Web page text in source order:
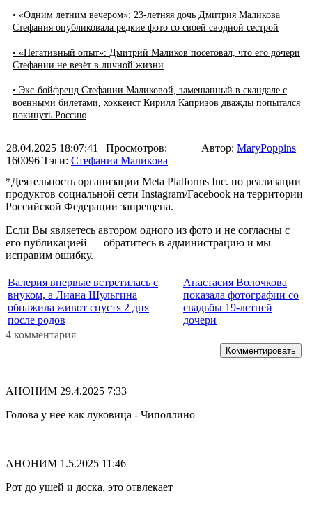
• «Одним летним вечером»: 23-летняя дочь Дмитрия Маликова
Стефания опубликовала редкие фото со своей сводной сестрой
• «Негативный опыт»: Дмитрий Маликов посетовал, что его дочери
Стефании не везёт в личной жизни
• Экс-бойфренд Стефании Маликовой, замешанный в скандале с
военными билетами, хоккеист Кирилл Капризов дважды попытался
покинуть Россию
28.04.2025 18:07:41 | Просмотров:
160096 Тэги: Стефания Маликова
Автор: MaryPoppins
*Деятельность организации Meta Platforms Inc. по реализации
продуктов социальной сети Instagram/Facebook на территории
Российской Федерации запрещена.
Если Вы являетесь автором одного из фото и не согласны с
его публикацией — обратитесь в администрацию и мы
исправим ошибку.
Валерия впервые встретилась с
внуком, а Лиана Шульгина
обнажила живот спустя 2 дня
после родов
Анастасия Волочкова
показала фотографии со
свадьбы 19-летней
дочери
4 комментария
Комментировать
АНОНИМ 29.4.2025 7:33
Голова у нее как луковица - Чиполлино
АНОНИМ 1.5.2025 11:46
Рот до ушей и доска, это отвлекает